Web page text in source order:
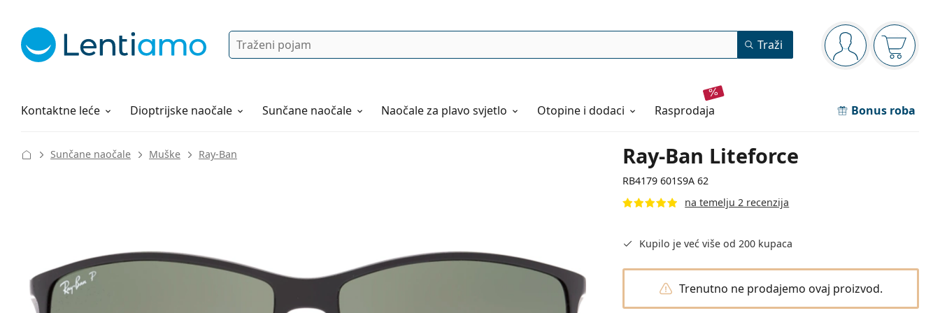
Navigacijska ploča
ste prijavljeni
Pretraga Traži
Kontaktne leće
Otopine za leće Dioptrijske naočale Sunčane naočale Naočaleza plavo svjetlo Otopine i dodaci rasprodaja Bonus roba
Sve o kupovini
Ray-Ban Liteforce
RB4179 601S9A 62
na temelju 2 recenzija
Sunčane naočale Muške Ray-Ban
Kupilo je već više od 200 kupaca
Trenutno ne prodajemo ovaj proizvod.